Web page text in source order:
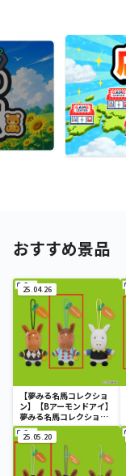
おすすめ景品
25.04.26
【夢みる名馬コレクショ
ン】【Bアーモンドアイ】
夢みる名馬コレクション
マスコット①
25.05.20